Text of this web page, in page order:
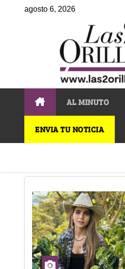
agosto 6, 2026
AL MINUTO
ENVIA TU NOTICIA